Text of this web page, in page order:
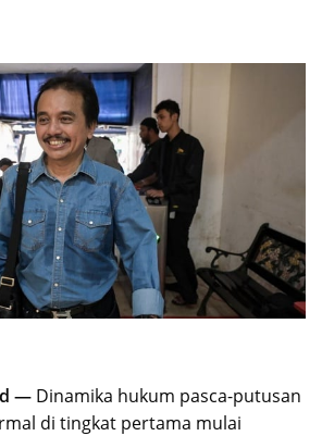
— Dinamika hukum pasca-putusan
di tingkat pertama mulai